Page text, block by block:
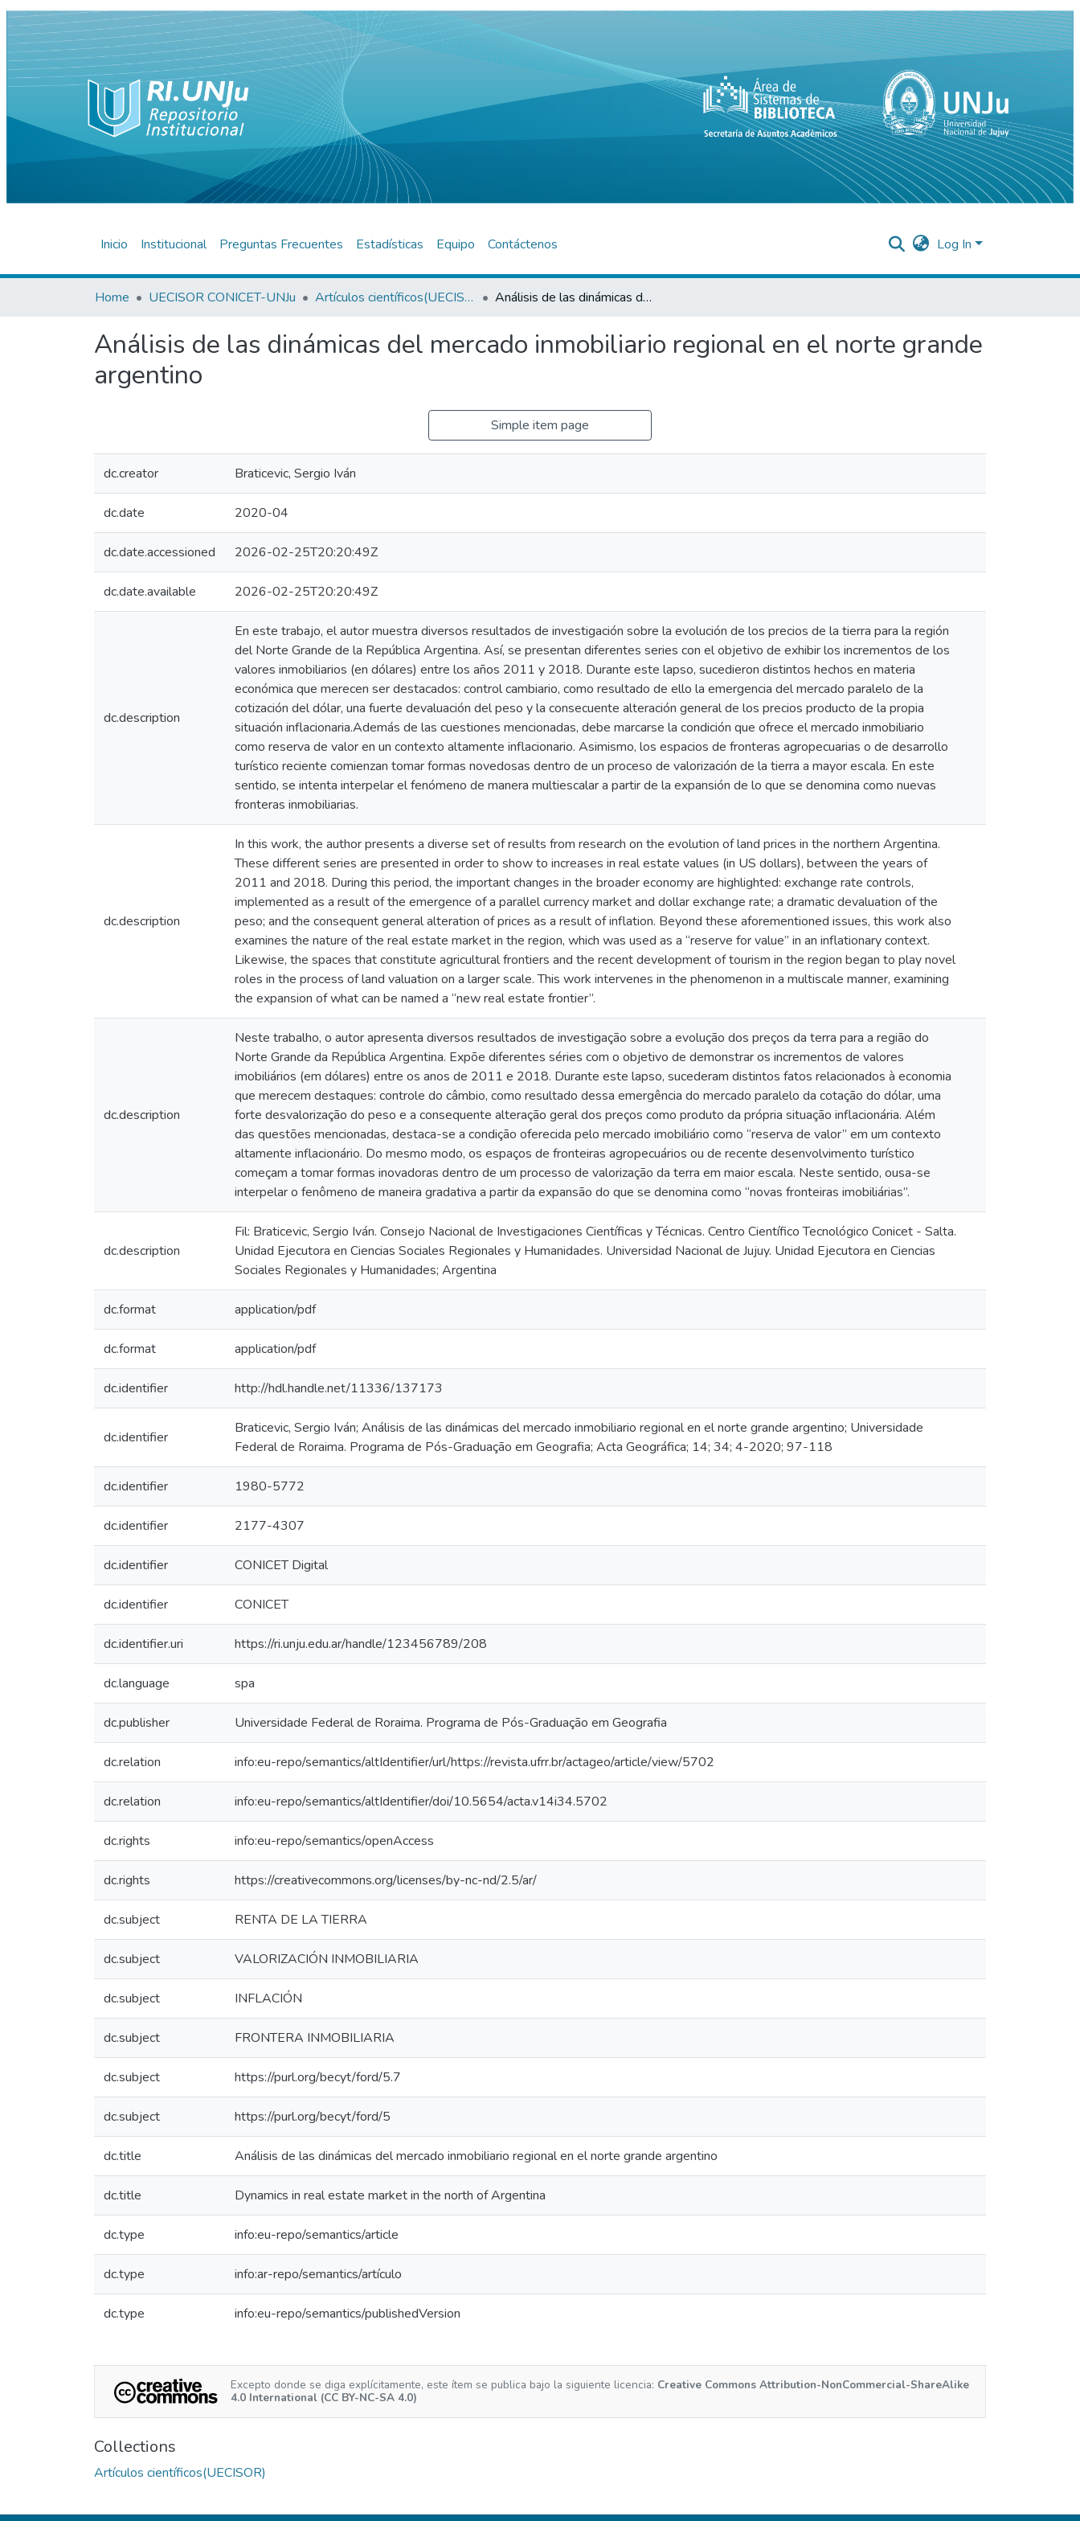
Inicio Institucional Preguntas Frecuentes Estadísticas Equipo Contáctenos Log In
Home UECISOR CONICET-UNJu Artículos científicos(UECISOR) Análisis de las dinámicas del mercado inmobiliario regional en el norte grande argentino
Análisis de las dinámicas del mercado inmobiliario regional en el norte grande
argentino
Simple item page
dc.creator Braticevic, Sergio Iván
dc.date 2020-04
dc.date.accessioned 2026-02-25T20:20:49Z
dc.date.available 2026-02-25T20:20:49Z
dc.description
En este trabajo, el autor muestra diversos resultados de investigación sobre la evolución de los precios de la tierra para la región
del Norte Grande de la República Argentina. Así, se presentan diferentes series con el objetivo de exhibir los incrementos de los
valores inmobiliarios (en dólares) entre los años 2011 y 2018. Durante este lapso, sucedieron distintos hechos en materia
económica que merecen ser destacados: control cambiario, como resultado de ello la emergencia del mercado paralelo de la
cotización del dólar, una fuerte devaluación del peso y la consecuente alteración general de los precios producto de la propia
situación inflacionaria.Además de las cuestiones mencionadas, debe marcarse la condición que ofrece el mercado inmobiliario
como reserva de valor en un contexto altamente inflacionario. Asimismo, los espacios de fronteras agropecuarias o de desarrollo
turístico reciente comienzan tomar formas novedosas dentro de un proceso de valorización de la tierra a mayor escala. En este
sentido, se intenta interpelar el fenómeno de manera multiescalar a partir de la expansión de lo que se denomina como nuevas
fronteras inmobiliarias.
dc.description
In this work, the author presents a diverse set of results from research on the evolution of land prices in the northern Argentina.
These different series are presented in order to show to increases in real estate values (in US dollars), between the years of
2011 and 2018. During this period, the important changes in the broader economy are highlighted: exchange rate controls,
implemented as a result of the emergence of a parallel currency market and dollar exchange rate; a dramatic devaluation of the
peso; and the consequent general alteration of prices as a result of inflation. Beyond these aforementioned issues, this work also
examines the nature of the real estate market in the region, which was used as a “reserve for value” in an inflationary context.
Likewise, the spaces that constitute agricultural frontiers and the recent development of tourism in the region began to play novel
roles in the process of land valuation on a larger scale. This work intervenes in the phenomenon in a multiscale manner, examining
the expansion of what can be named a “new real estate frontier”.
dc.description
Neste trabalho, o autor apresenta diversos resultados de investigação sobre a evolução dos preços da terra para a região do
Norte Grande da República Argentina. Expõe diferentes séries com o objetivo de demonstrar os incrementos de valores
imobiliários (em dólares) entre os anos de 2011 e 2018. Durante este lapso, sucederam distintos fatos relacionados à economia
que merecem destaques: controle do câmbio, como resultado dessa emergência do mercado paralelo da cotação do dólar, uma
forte desvalorização do peso e a consequente alteração geral dos preços como produto da própria situação inflacionária. Além
das questões mencionadas, destaca-se a condição oferecida pelo mercado imobiliário como “reserva de valor” em um contexto
altamente inflacionário. Do mesmo modo, os espaços de fronteiras agropecuários ou de recente desenvolvimento turístico
começam a tomar formas inovadoras dentro de um processo de valorização da terra em maior escala. Neste sentido, ousa-se
interpelar o fenômeno de maneira gradativa a partir da expansão do que se denomina como “novas fronteiras imobiliárias”.
dc.description
Fil: Braticevic, Sergio Iván. Consejo Nacional de Investigaciones Científicas y Técnicas. Centro Científico Tecnológico Conicet - Salta.
Unidad Ejecutora en Ciencias Sociales Regionales y Humanidades. Universidad Nacional de Jujuy. Unidad Ejecutora en Ciencias
Sociales Regionales y Humanidades; Argentina
dc.format application/pdf
dc.format application/pdf
dc.identifier http://hdl.handle.net/11336/137173
dc.identifier
Braticevic, Sergio Iván; Análisis de las dinámicas del mercado inmobiliario regional en el norte grande argentino; Universidade
Federal de Roraima. Programa de Pós-Graduação em Geografia; Acta Geográfica; 14; 34; 4-2020; 97-118
dc.identifier 1980-5772
dc.identifier 2177-4307
dc.identifier CONICET Digital
dc.identifier CONICET
dc.identifier.uri https://ri.unju.edu.ar/handle/123456789/208
dc.language spa
dc.publisher Universidade Federal de Roraima. Programa de Pós-Graduação em Geografia
dc.relation info:eu-repo/semantics/altIdentifier/url/https://revista.ufrr.br/actageo/article/view/5702
dc.relation info:eu-repo/semantics/altIdentifier/doi/10.5654/acta.v14i34.5702
dc.rights info:eu-repo/semantics/openAccess
dc.rights https://creativecommons.org/licenses/by-nc-nd/2.5/ar/
dc.subject RENTA DE LA TIERRA
dc.subject VALORIZACIÓN INMOBILIARIA
dc.subject INFLACIÓN
dc.subject FRONTERA INMOBILIARIA
dc.subject https://purl.org/becyt/ford/5.7
dc.subject https://purl.org/becyt/ford/5
dc.title Análisis de las dinámicas del mercado inmobiliario regional en el norte grande argentino
dc.title Dynamics in real estate market in the north of Argentina
dc.type info:eu-repo/semantics/article
dc.type info:ar-repo/semantics/artículo
dc.type info:eu-repo/semantics/publishedVersion
Excepto donde se diga explícitamente, este ítem se publica bajo la siguiente licencia: Creative Commons Attribution-NonCommercial-ShareAlike
4.0 International (CC BY-NC-SA 4.0)
Collections
Artículos científicos(UECISOR)